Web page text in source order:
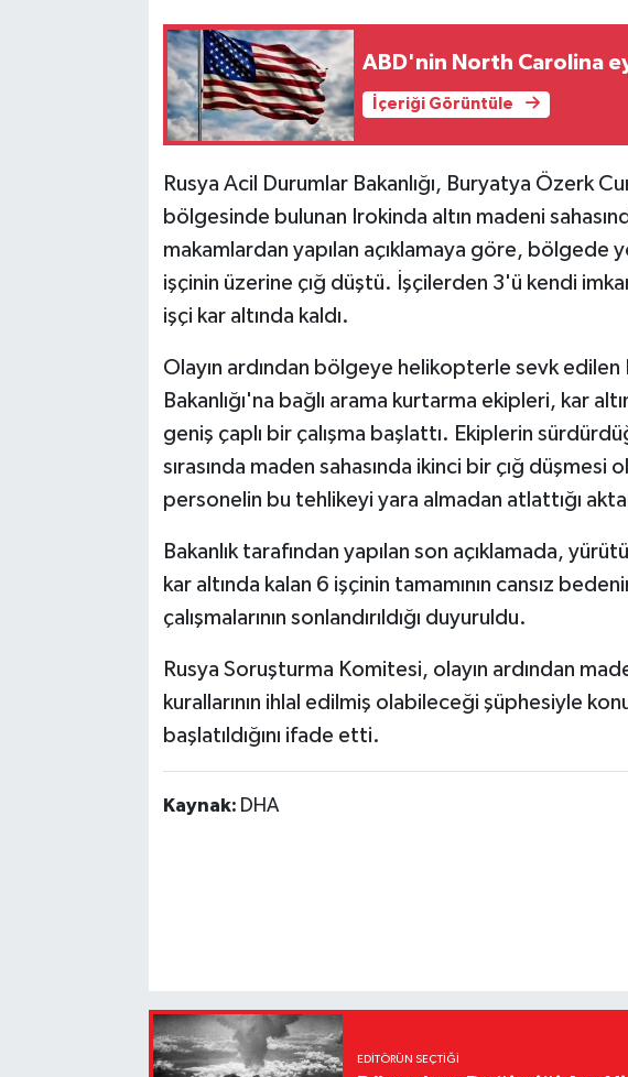
ABD'nin North Carolina
İçeriği Görüntüle
Rusya Acil Durumlar Bakanlığı, Buryatya Özerk
bölgesinde bulunan Irokinda altın madeni
makamlardan yapılan açıklamaya göre, bölgede
işçinin üzerine çığ düştü. İşçilerden 3'ü kendi
işçi kar altında kaldı.
Olayın ardından bölgeye helikopterle sevk edilen
Bakanlığı'na bağlı arama kurtarma ekipleri, kar
geniş çaplı bir çalışma başlattı. Ekiplerin
sırasında maden sahasında ikinci bir çığ düşmesi
personelin bu tehlikeyi yara almadan atlattığı
Bakanlık tarafından yapılan son açıklamada,
kar altında kalan 6 işçinin tamamının cansız
çalışmalarının sonlandırıldığı duyuruldu.
Rusya Soruşturma Komitesi, olayın ardından
kurallarının ihlal edilmiş olabileceği şüphesiyle
başlatıldığını ifade etti.
Kaynak: DHA
EDITÖRÜN SEÇTIĞI